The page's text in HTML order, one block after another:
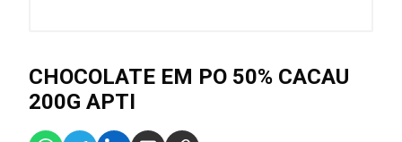
CHOCOLATE EM PO 50% CACAU
200G APTI